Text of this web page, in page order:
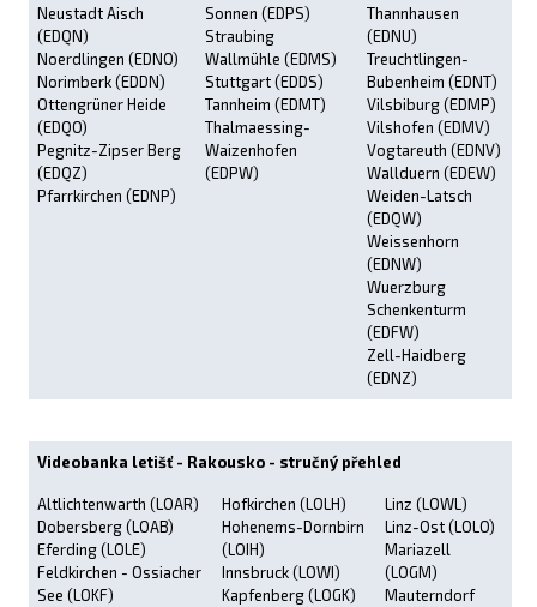
Neustadt Aisch
(EDQN)
Noerdlingen (EDNO)
Norimberk (EDDN)
Ottengrüner Heide
(EDQO)
Pegnitz-Zipser Berg
(EDQZ)
Pfarrkirchen (EDNP)
Sonnen (EDPS)
Straubing
Wallmühle (EDMS)
Stuttgart (EDDS)
Tannheim (EDMT)
Thalmaessing-
Waizenhofen
(EDPW)
Thannhausen
(EDNU)
Treuchtlingen-
Bubenheim (EDNT)
Vilsbiburg (EDMP)
Vilshofen (EDMV)
Vogtareuth (EDNV)
Wallduern (EDEW)
Weiden-Latsch
(EDQW)
Weissenhorn
(EDNW)
Wuerzburg
Schenkenturm
(EDFW)
Zell-Haidberg
(EDNZ)
Videobanka letišť - Rakousko - stručný přehled
Altlichtenwarth (LOAR)
Dobersberg (LOAB)
Eferding (LOLE)
Feldkirchen - Ossiacher
See (LOKF)
Hofkirchen (LOLH)
Hohenems-Dornbirn
(LOIH)
Innsbruck (LOWI)
Kapfenberg (LOGK)
Linz (LOWL)
Linz-Ost (LOLO)
Mariazell
(LOGM)
Mauterndorf